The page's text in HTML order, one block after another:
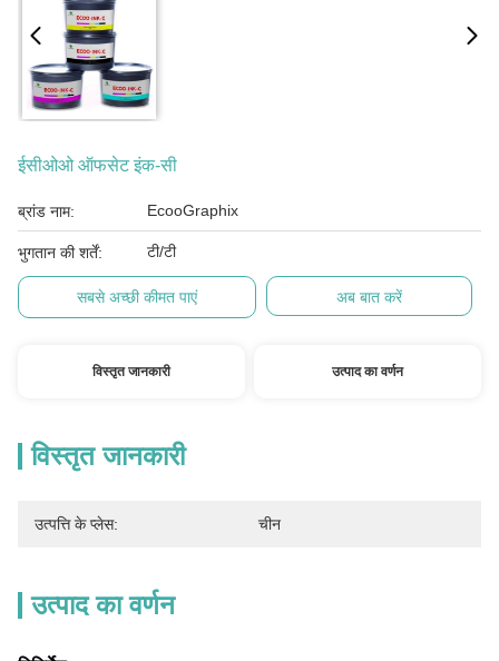
ईसीओओ ऑफसेट इंक-सी
ब्रांड नाम: EcooGraphix
भुगतान की शर्तें: टी/टी
सबसे अच्छी कीमत पाएं अब बात करें
विस्तृत जानकारी उत्पाद का वर्णन
विस्तृत जानकारी
उत्पत्ति के प्लेस: चीन
उत्पाद का वर्णन